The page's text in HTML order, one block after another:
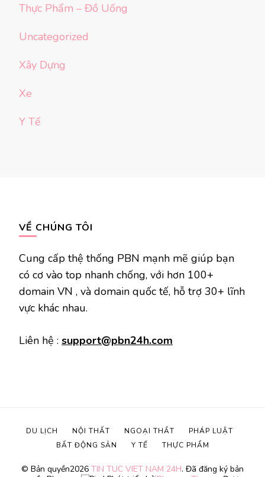
Thực Phẩm – Đồ Uống
Uncategorized
Xây Dựng
Xe
Y Tế
VỀ CHÚNG TÔI
Cung cấp thệ thống PBN mạnh mẽ giúp bạn
có cơ vào top nhanh chống, với hơn 100+
domain VN , và domain quốc tế, hỗ trợ 30+ lĩnh
vực khác nhau.
Liên hệ : support@pbn24h.com
© Bản quyền2026 TIN TUC VIET NAM 24H. Đã đăng ký bản
DU LỊCH NỘI THẤT NGOẠI THẤT
PHÁP LUẬT
BẤT ĐỘNG SẢN
Y TẾ THỰC PHẨM